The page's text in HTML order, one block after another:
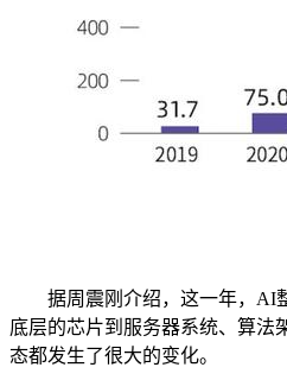
据周震刚介绍，这一年，AI
底层的芯片到服务器系统、算法
态都发生了很大的变化。